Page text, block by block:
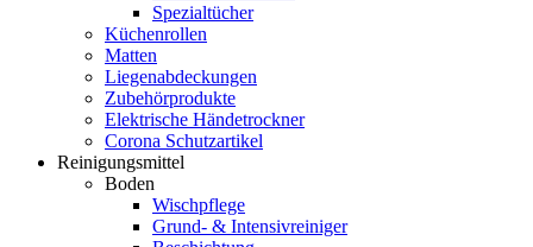
Spezialtücher
Küchenrollen
Matten
Liegenabdeckungen
Zubehörprodukte
Elektrische Händetrockner
Corona Schutzartikel
Reinigungsmittel
Boden
Wischpflege
Grund- & Intensivreiniger